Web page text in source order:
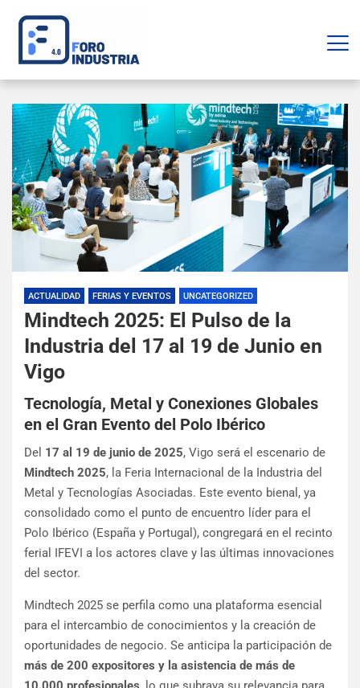
ACTUALIDAD FERIAS Y EVENTOS UNCATEGORIZED
Mindtech 2025: El Pulso de la
Industria del 17 al 19 de Junio en
Vigo
Tecnología, Metal y Conexiones Globales
en el Gran Evento del Polo Ibérico
Del 17 al 19 de junio de 2025, Vigo será el escenario de
Mindtech 2025, la Feria Internacional de la Industria del
Metal y Tecnologías Asociadas. Este evento bienal, ya
consolidado como el punto de encuentro líder para el
Polo Ibérico (España y Portugal), congregará en el recinto
ferial IFEVI a los actores clave y las últimas innovaciones
del sector.
Mindtech 2025 se perfila como una plataforma esencial
para el intercambio de conocimientos y la creación de
oportunidades de negocio. Se anticipa la participación de
más de 200 expositores y la asistencia de más de